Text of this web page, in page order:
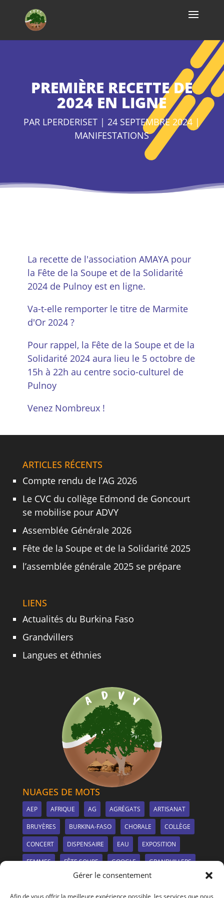
content
Gérer le consentement
Afin de vous offrir la meilleure expérience possible, les services que nous
PREMIÈRE RECETTE DE
2024 EN LIGNE
PAR LPERDERISET |24 SEPTEMBRE 2024 |
MANIFESTATIONS
La recette de l'association AMAYA pour
la Fête de la Soupe et de la Solidarité
2024 de Pulnoy est en ligne.
Va-t-elle remporter le titre de Marmite
d'Or 2024 ?
Pour rappel, la Fête de la Soupe et de la
Solidarité 2024 aura lieu le 5 octobre de
15h à 22h au centre socio-culturel de
Pulnoy
Venez Nombreux !
ARTICLES RÉCENTS
Compte rendu de l’AG 2026
Le CVC du collège Edmond de Goncourt
se mobilise pour ADVY
Assemblée Générale 2026
Fête de la Soupe et de la Solidarité 2025
l’assemblée générale 2025 se prépare
LIENS
Actualités du Burkina Faso
Grandvillers
Langues et éthnies
NUAGES DE MOTS
AEP AFRIQUE AG AGRÉGATS ARTISANAT
BRUYÈRES BURKINA-FASO CHORALE COLLÈGE
CONCERT DISPENSAIRE EAU EXPOSITION
FEMMES FÊTE SOUPE GOOGLE GRANDVILLERS
LE SITE LIONS CLUB